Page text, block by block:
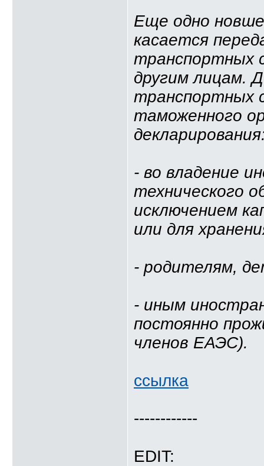
Еще одно
касается
транспортных
другим лицам.
транспортных
таможенного
- во владение
технического
исключением
или для
- родителям,
- иным
постоянно
членов ЕАЭС).
ссылка
------------
EDIT: